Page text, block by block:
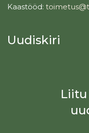
Kaastööd:
Uudiskiri
Liitu